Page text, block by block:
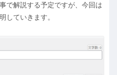
で解説する予定ですが、今回は
していきます。